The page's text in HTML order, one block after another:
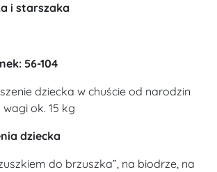
i starszaka
56-104
dziecka w chuście od narodzin
ok. 15 kg
dziecka
do brzuszka”, na biodrze, na